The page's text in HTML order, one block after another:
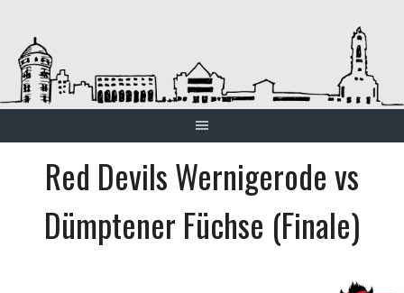
Red Devils Wernigerode vs
Dümptener Füchse (Finale)